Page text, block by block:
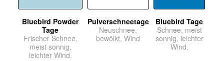
Bluebird Powder
Tage
Frischer Schnee,
meist sonnig,
leichter Wind.
Pulverschneetage
Neuschnee,
bewölkt, Wind
Bluebird Tage
Schnee, meist
sonnig, leichter
Wind.